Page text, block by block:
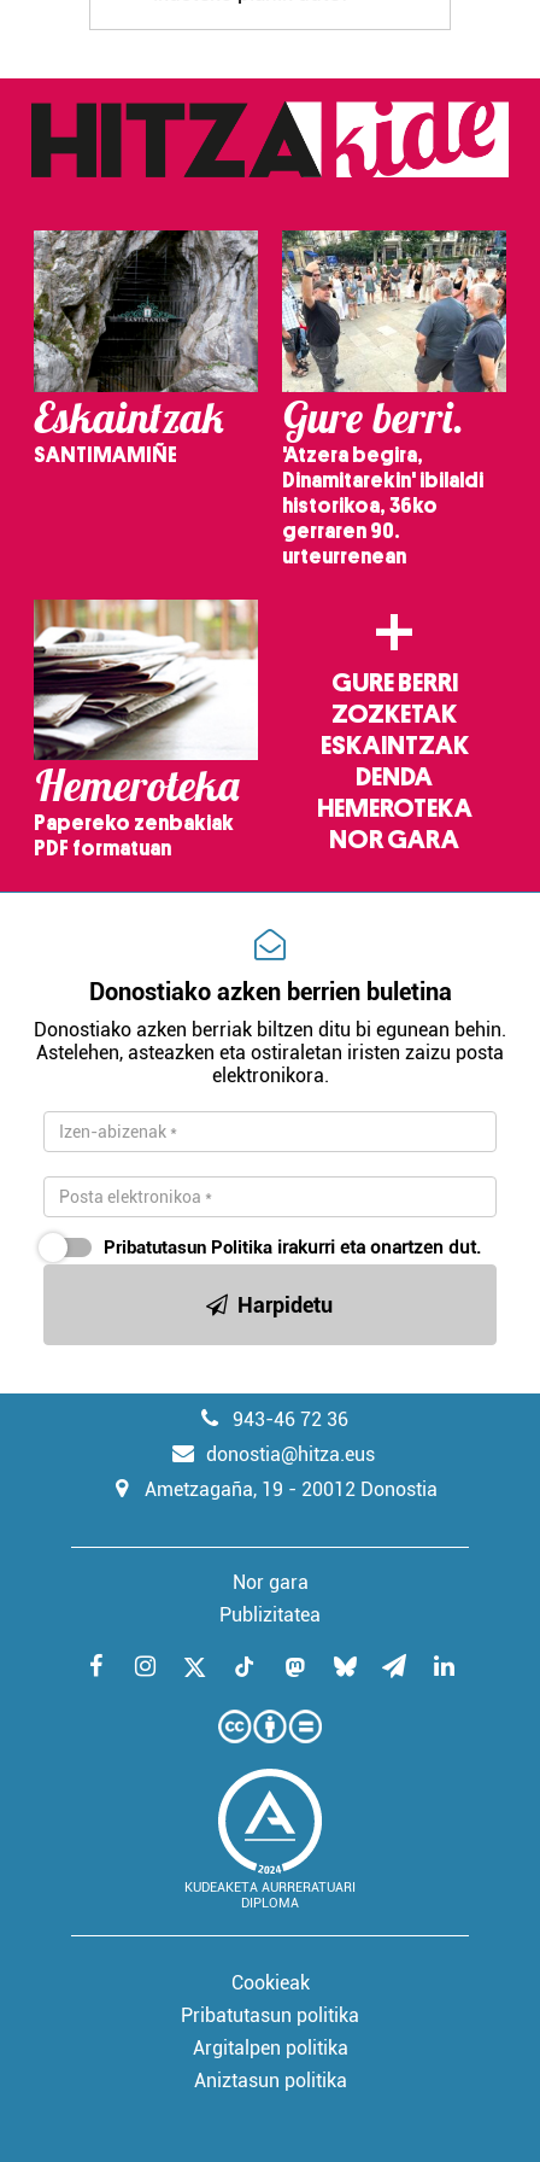
Webgune honek cookie propioak eta hirugarrenen cookie-
baliatzen gara. Ohar hau onartuz gero, teknologia hori
erabiltzeko baimen esplizitua ematen diguzu.
Gehiago
irakurri
Eskaintzak
SANTIMAMIÑE
Gure berri.
'Atzera begira,
Dinamitarekin' ibilaldi
historikoa, 36ko
gerraren 90.
urteurrenean
Hemeroteka
Papereko zenbakiak
PDF formatuan
+
GURE BERRI
ZOZKETAK
ESKAINTZAK
DENDA
HEMEROTEKA
NOR GARA
Donostiako azken berrien buletina
Donostiako azken berriak biltzen ditu bi egunean behin.
Astelehen, asteazken eta ostiraletan iristen zaizu posta
elektronikora.
Pribatutasun Politika irakurri eta onartzen dut.
Harpidetu
943-46 72 36
donostia@hitza.eus
Ametzagaña, 19 - 20012 Donostia
Nor gara
Publizitatea
KUDEAKETA AURRERATUARI
DIPLOMA
Cookieak
Pribatutasun politika
Argitalpen politika
Aniztasun politika